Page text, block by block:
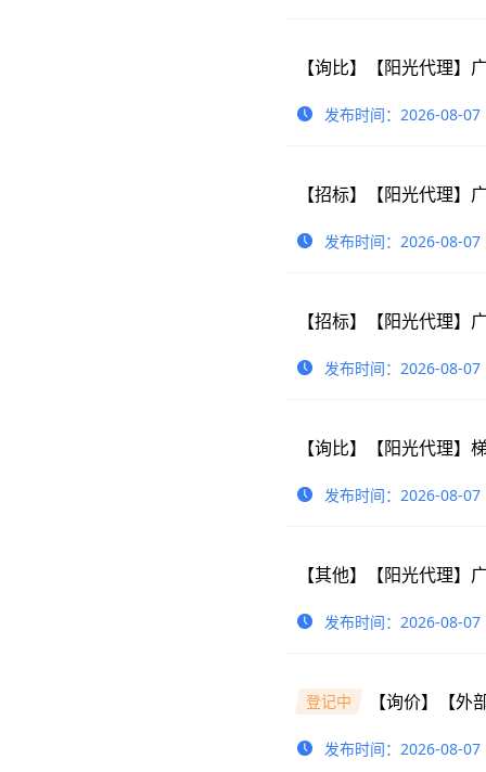
【询比】【阳光代理
发布时间：2026-08-07
发布时间：2026-08-07
发布时间：2026-08-07
【询比】【阳光代理
发布时间：2026-08-07
【其他】【阳光代理
发布时间：2026-08-07
登记中 【询价】【
发布时间：2026-08-07